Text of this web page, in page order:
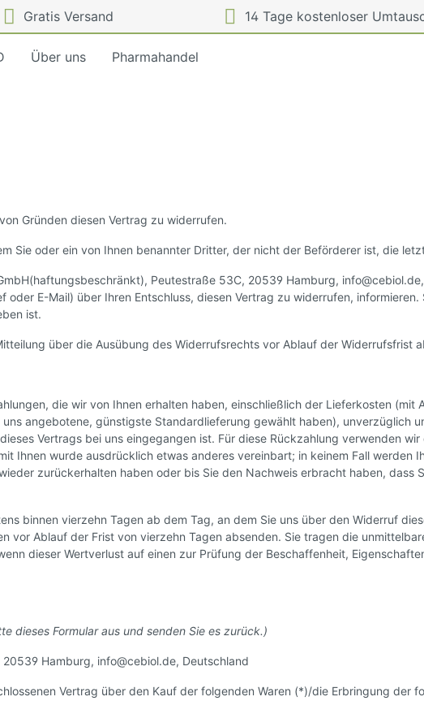
Gratis Versand 14 Tage kostenloser
Über uns Pharmahandel
Gründen diesen Vertrag zu widerrufen.
Sie oder ein von Ihnen benannter Dritter, der nicht der Beförderer ist, die
Peutestraße 53C, 20539 Hamburg,
E-Mail) über Ihren Entschluss, diesen Vertrag zu widerrufen,
ist.
über die Ausübung des Widerrufsrechts vor Ablauf der Widerrufsfrist
die wir von Ihnen erhalten haben, einschließlich der Lieferkosten (mit
angebotene, günstigste Standardlieferung gewählt haben), unverzüglich
Vertrags bei uns eingegangen ist. Für diese Rückzahlung verwenden
Ihnen wurde ausdrücklich etwas anderes vereinbart; in keinem Fall werden
zurückerhalten haben oder bis Sie den Nachweis erbracht haben, dass
binnen vierzehn Tagen ab dem Tag, an dem Sie uns über den Widerruf
vor Ablauf der Frist von vierzehn Tagen absenden. Sie tragen die
dieser Wertverlust auf einen zur Prüfung der Beschaffenheit,
dieses Formular aus und senden Sie es zurück.)
Hamburg, info@cebiol.de, Deutschland
Vertrag über den Kauf der folgenden Waren (*)/die Erbringung der